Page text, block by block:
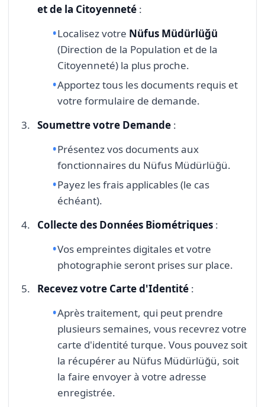
et de la Citoyenneté :
Localisez votre Nüfus Müdürlüğü
(Direction de la Population et de la
Citoyenneté) la plus proche.
Apportez tous les documents requis et
votre formulaire de demande.
Soumettre votre Demande :
Présentez vos documents aux
fonctionnaires du Nüfus Müdürlüğü.
Payez les frais applicables (le cas
échéant).
Collecte des Données Biométriques :
Vos empreintes digitales et votre
photographie seront prises sur place.
Recevez votre Carte d'Identité :
Après traitement, qui peut prendre
plusieurs semaines, vous recevrez votre
carte d'identité turque. Vous pouvez soit
la récupérer au Nüfus Müdürlüğü, soit
la faire envoyer à votre adresse
enregistrée.